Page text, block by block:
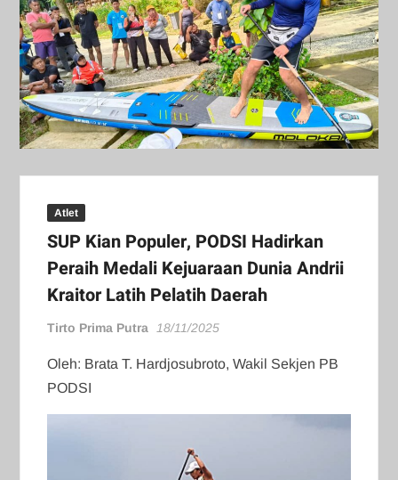
Atlet
SUP Kian Populer, PODSI Hadirkan
Peraih Medali Kejuaraan Dunia Andrii
Kraitor Latih Pelatih Daerah
Tirto Prima Putra 18/11/2025
Oleh: Brata T. Hardjosubroto, Wakil Sekjen PB
PODSI